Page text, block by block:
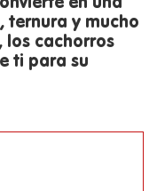
ternura y mucho
los cachorros
ti para su